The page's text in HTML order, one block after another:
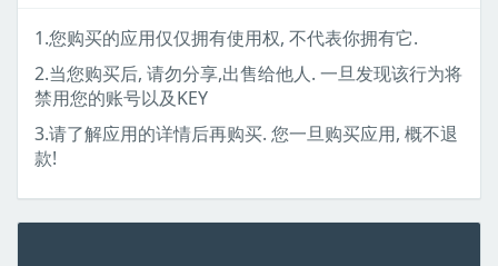
1.您购买的应用仅仅拥有使用权, 不代表你拥有它.
2.当您购买后, 请勿分享,出售给他人. 一旦发现该行为将
禁用您的账号以及KEY
3.请了解应用的详情后再购买. 您一旦购买应用, 概不退
款!